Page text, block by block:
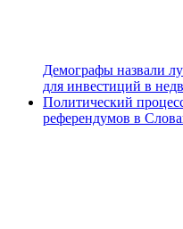
Демографы назвали
для инвестиций в
Политический
референдумов в